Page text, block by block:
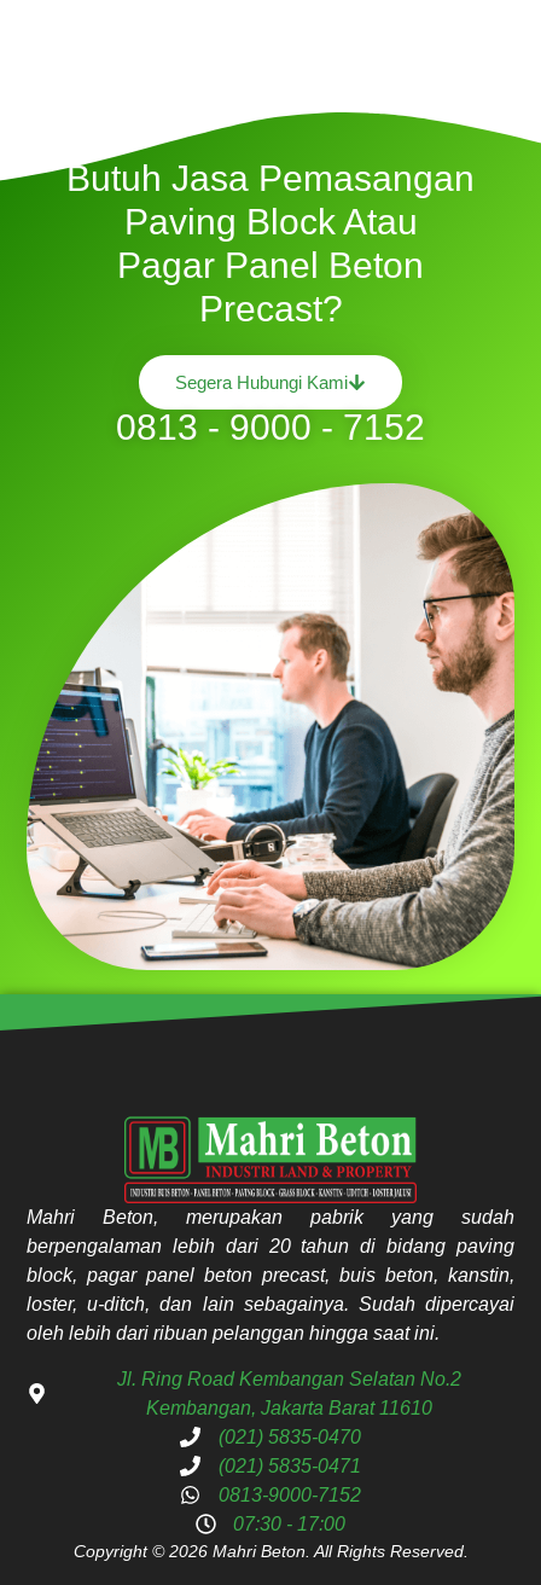
Butuh Jasa Pemasangan
Paving Block Atau
Pagar Panel Beton
Precast?
Segera Hubungi Kami
0813 - 9000 - 7152
Mahri Beton, merupakan pabrik yang sudah
berpengalaman lebih dari 20 tahun di bidang paving
block, pagar panel beton precast, buis beton, kanstin,
loster, u-ditch, dan lain sebagainya. Sudah dipercayai
oleh lebih dari ribuan pelanggan hingga saat ini.
Jl. Ring Road Kembangan Selatan No.2
Kembangan, Jakarta Barat 11610
(021) 5835-0470
(021) 5835-0471
0813-9000-7152
07:30 - 17:00
Copyright © 2026 Mahri Beton. All Rights Reserved.